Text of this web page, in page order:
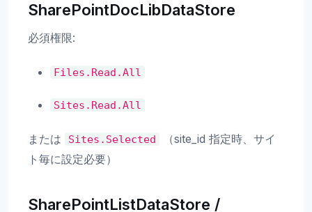
SharePointDocLibDataStore
必須権限:
Files.Read.All
Sites.Read.All
または Sites.Selected
（site_id 指定時、サイ
ト毎に設定必要）
SharePointListDataStore /